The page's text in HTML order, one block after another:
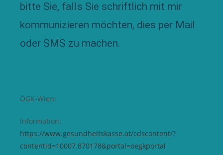
bitte Sie, falls Sie schriftlich mit mir
kommunizieren möchten, dies per Mail
oder SMS zu machen.
ÖGK-Wien:
Information:
https://www.gesundheitskasse.at/cdscontent/?
contentid=10007.870178&portal=oegkportal